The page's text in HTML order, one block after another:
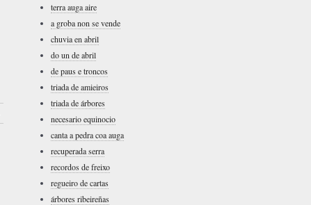
terra auga aire
a groba non se vende
chuvia en abril
do un de abril
de paus e troncos
triada de amieiros
triada de árbores
necesario equinocio
canta a pedra coa auga
recuperada serra
recordos de freixo
regueiro de cartas
árbores ribeireñas